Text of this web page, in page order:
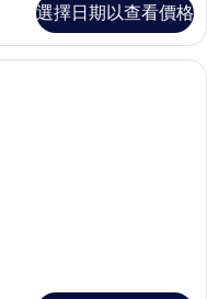
選擇日期以查看價格
房, 1 張特大雙人床 | 1 間臥室